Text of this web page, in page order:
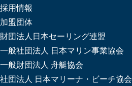
採用情報
加盟団体
財団法人日本セーリング連盟
一般社団法人 日本マリン事業協会
一般財団法人 舟艇協会
社団法人 日本マリーナ・ビーチ協会